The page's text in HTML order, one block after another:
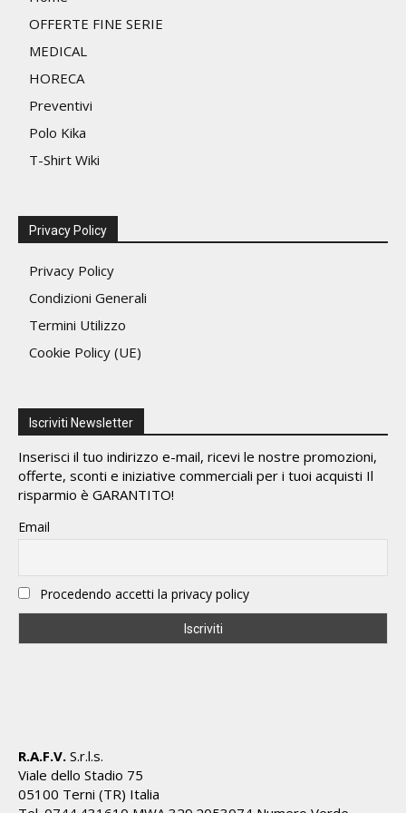
OFFERTE FINE SERIE
MEDICAL
HORECA
Preventivi
Polo Kika
T-Shirt Wiki
Privacy Policy
Privacy Policy
Condizioni Generali
Termini Utilizzo
Cookie Policy (UE)
Iscriviti Newsletter
Inserisci il tuo indirizzo e-mail, ricevi le nostre promozioni,
offerte, sconti e iniziative commerciali per i tuoi acquisti Il
risparmio è GARANTITO!
Email
Procedendo accetti la privacy policy
R.A.F.V. S.r.l.s.
Viale dello Stadio 75
05100 Terni (TR) Italia